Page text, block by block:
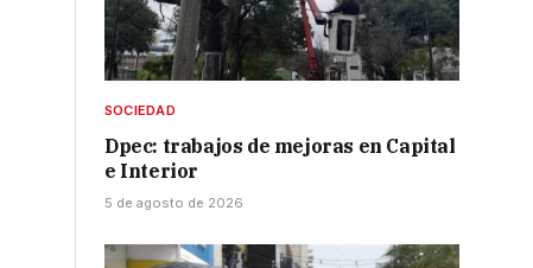
SOCIEDAD
Dpec: trabajos de mejoras en Capital
e Interior
5 de agosto de 2026